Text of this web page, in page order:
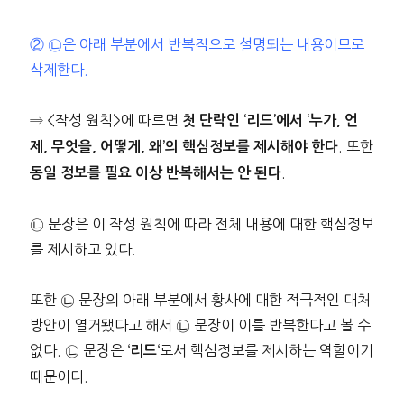
② ㉡은 아래 부분에서 반복적으로 설명되는 내용이므로
삭제한다.
⇒ <작성 원칙>에 따르면 첫 단락인 ‘리드’에서 ‘누가, 언
제, 무엇을, 어떻게, 왜’의 핵심정보를 제시해야 한다. 또한
동일 정보를 필요 이상 반복해서는 안 된다.
㉡ 문장은 이 작성 원칙에 따라 전체 내용에 대한 핵심정보
를 제시하고 있다.
또한 ㉡ 문장의 아래 부분에서 황사에 대한 적극적인 대처
방안이 열거됐다고 해서 ㉡ 문장이 이를 반복한다고 볼 수
없다. ㉡ 문장은 ‘리드‘로서 핵심정보를 제시하는 역할이기
때문이다.